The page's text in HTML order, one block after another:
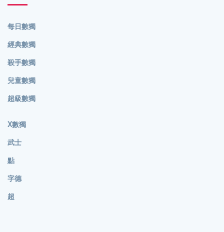
每日數獨
經典數獨
殺手數獨
兒童數獨
超級數獨
X數獨
武士
點
字德
超